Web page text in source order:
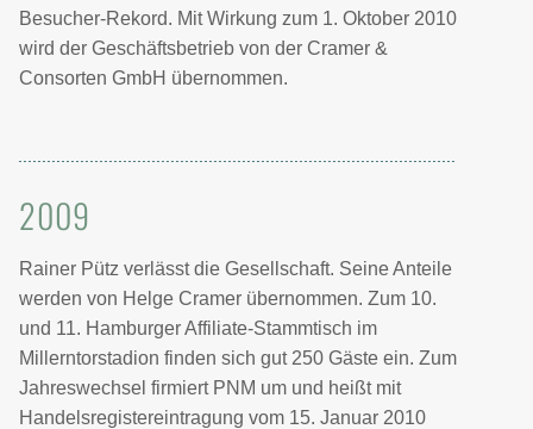
Besucher-Rekord. Mit Wirkung zum 1. Oktober 2010
wird der Geschäftsbetrieb von der Cramer &
Consorten GmbH übernommen.
2009
Rainer Pütz verlässt die Gesellschaft. Seine Anteile
werden von Helge Cramer übernommen. Zum 10.
und 11. Hamburger Affiliate-Stammtisch im
Millerntorstadion finden sich gut 250 Gäste ein. Zum
Jahreswechsel firmiert PNM um und heißt mit
Handelsregistereintragung vom 15. Januar 2010